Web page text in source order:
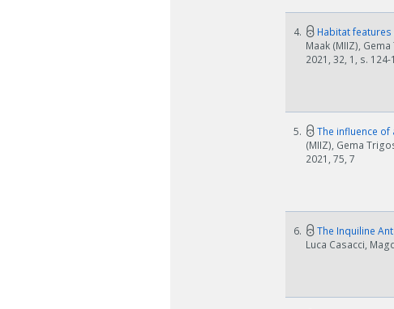
4. Habitat
Maak (MIIZ),
2021, 32, 1, s. 124-
5. The influence
(MIIZ), Gema
2021, 75, 7
6. The Inquiline
Luca Casacci,